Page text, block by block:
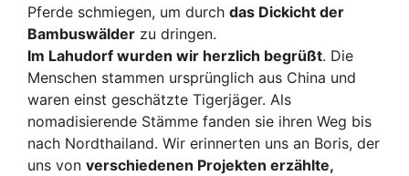
Pferde schmiegen, um durch das Dickicht der
Bambuswälder zu dringen.
Im Lahudorf wurden wir herzlich begrüßt. Die
Menschen stammen ursprünglich aus China und
waren einst geschätzte Tigerjäger. Als
nomadisierende Stämme fanden sie ihren Weg bis
nach Nordthailand. Wir erinnerten uns an Boris, der
uns von verschiedenen Projekten erzählte,